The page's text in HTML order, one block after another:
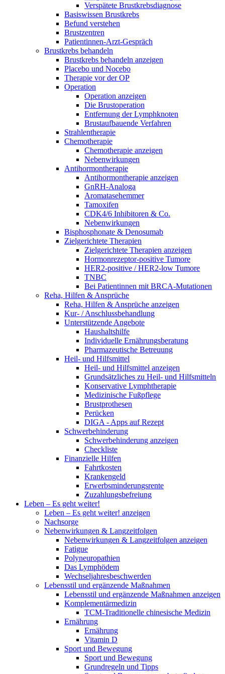
Verspätete Brustkrebsdiagnose
Basiswissen Brustkrebs
Befund verstehen
Brustzentren
Patientinnen-Arzt-Gespräch
Brustkrebs behandeln
Brustkrebs behandeln anzeigen
Placebo und Nocebo
Therapie vor der OP
Operation
Operation anzeigen
Die Brustoperation
Entfernung der Lymphknoten
Brustaufbauende Verfahren
Strahlentherapie
Chemotherapie
Chemotherapie anzeigen
Nebenwirkungen
Antihormontherapie
Antihormontherapie anzeigen
GnRH-Analoga
Aromatasehemmer
Tamoxifen
CDK4/6 Inhibitoren & Co.
Nebenwirkungen
Bisphosphonate & Denosumab
Zielgerichtete Therapien
Zielgerichtete Therapien anzeigen
Hormonrezeptor-positive Tumore
HER2-positive / HER2-low Tumore
TNBC
Bei Patientinnen mit BRCA-Mutationen
Reha, Hilfen & Ansprüche
Reha, Hilfen & Ansprüche anzeigen
Kur- / Anschlussbehandlung
Unterstützende Angebote
Haushaltshilfe
Individuelle Ernährungsberatung
Pharmazeutische Betreuung
Heil- und Hilfsmittel
Heil- und Hilfsmittel anzeigen
Grundsätzliches zu Heil- und Hilfsmitteln
Konservative Lymphtherapie
Medizinische Fußpflege
Brustprothesen
Perücken
DIGA - Apps auf Rezept
Schwerbehinderung
Schwerbehinderung anzeigen
Checkliste
Finanzielle Hilfen
Fahrtkosten
Krankengeld
Erwerbsminderungsrente
Zuzahlungsbefreiung
Leben – Es geht weiter!
Leben – Es geht weiter! anzeigen
Nachsorge
Nebenwirkungen & Langzeitfolgen
Nebenwirkungen & Langzeitfolgen anzeigen
Fatigue
Polyneuropathien
Das Lymphödem
Wechseljahresbeschwerden
Lebensstil und ergänzende Maßnahmen
Lebensstil und ergänzende Maßnahmen anzeigen
Komplementärmedizin
TCM-Traditionelle chinesische Medizin
Ernährung
Ernährung
Vitamin D
Sport und Bewegung
Sport und Bewegung
Grundregeln und Tipps